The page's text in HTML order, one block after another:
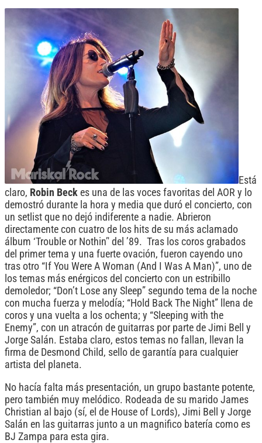
Está
claro, Robin Beck es una de las voces favoritas del AOR y lo
demostró durante la hora y media que duró el concierto, con
un setlist que no dejó indiferente a nadie. Abrieron
directamente con cuatro de los hits de su más aclamado
álbum ‘Trouble or Nothin’' del ’89. Tras los coros grabados
del primer tema y una fuerte ovación, fueron cayendo uno
tras otro “If You Were A Woman (And I Was A Man)”, uno de
los temas más enérgicos del concierto con un estribillo
demoledor; “Don’t Lose any Sleep” segundo tema de la noche
con mucha fuerza y melodía; “Hold Back The Night” llena de
coros y una vuelta a los ochenta; y “Sleeping with the
Enemy”, con un atracón de guitarras por parte de Jimi Bell y
Jorge Salán. Estaba claro, estos temas no fallan, llevan la
firma de Desmond Child, sello de garantía para cualquier
artista del planeta.
No hacía falta más presentación, un grupo bastante potente,
pero también muy melódico. Rodeada de su marido James
Christian al bajo (sí, el de House of Lords), Jimi Bell y Jorge
Salán en las guitarras junto a un magnifico batería como es
BJ Zampa para esta gira.